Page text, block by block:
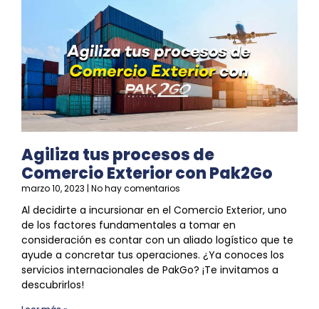
Agiliza tus procesos de
Comercio Exterior con Pak2Go
marzo 10, 2023 No hay comentarios
Al decidirte a incursionar en el Comercio Exterior, uno
de los factores fundamentales a tomar en
consideración es contar con un aliado logístico que te
ayude a concretar tus operaciones. ¿Ya conoces los
servicios internacionales de PakGo? ¡Te invitamos a
descubrirlos!